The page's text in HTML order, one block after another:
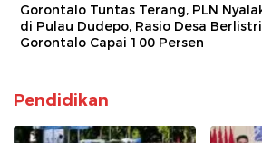
Gorontalo Tuntas Terang, PLN
di Pulau Dudepo, Rasio Desa
Gorontalo Capai 100 Persen
Pendidikan